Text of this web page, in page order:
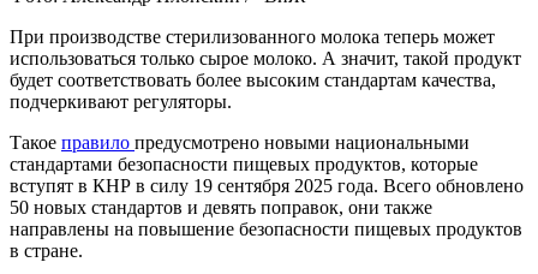
При производстве стерилизованного молока теперь может
использоваться только сырое молоко. А значит, такой продукт
будет соответствовать более высоким стандартам качества,
подчеркивают регуляторы.
Такое правило предусмотрено новыми национальными
стандартами безопасности пищевых продуктов, которые
вступят в КНР в силу 19 сентября 2025 года. Всего обновлено
50 новых стандартов и девять поправок, они также
направлены на повышение безопасности пищевых продуктов
в стране.